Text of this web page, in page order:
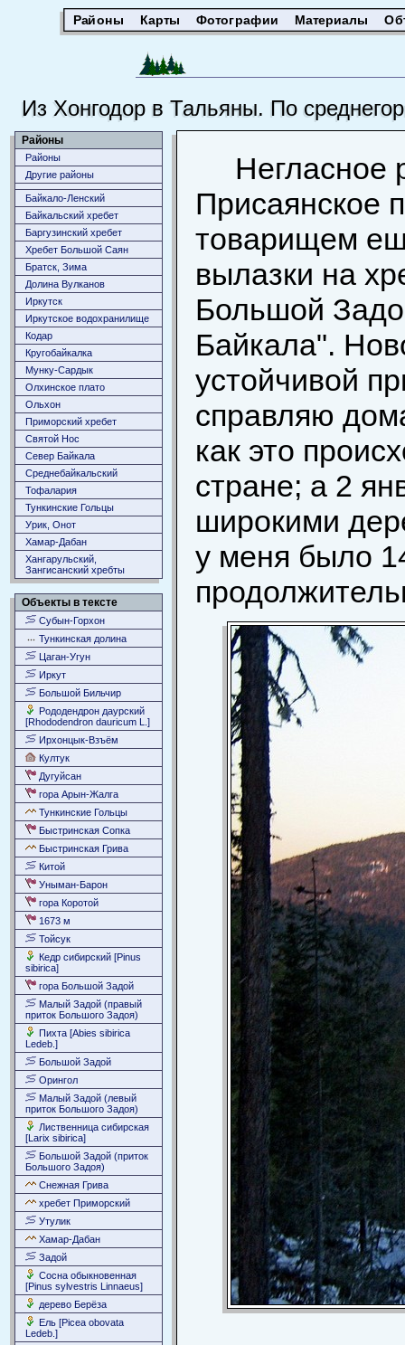
Районы Карты Фотографии Материалы
Из Хонгодор в Тальяны. По
Районы
Районы
Другие районы
Байкало-Ленский
Байкальский хребет
Баргузинский хребет
Хребет Большой Саян
Братск, Зима
Долина Вулканов
Иркутск
Иркутское водохранилище
Кодар
Кругобайкалка
Мунку-Сардык
Олхинское плато
Ольхон
Приморский хребет
Святой Нос
Север Байкала
Среднебайкальский
Тофалария
Тункинские Гольцы
Урик, Онот
Хамар-Дабан
Хангарульский,
Зангисанский хребты
Объекты в тексте
Субын-Горхон
Тункинская долина
Цаган-Угун
Иркут
Большой Бильчир
Рододендрон даурский
[Rhododendron dauricum L.]
Ирхонцык-Взъём
Култук
Дугуйсан
гора Арын-Жалга
Тункинские Гольцы
Быстринская Сопка
Быстринская Грива
Китой
Уныман-Барон
гора Коротой
1673 м
Тойсук
Кедр сибирский [Pinus
sibirica]
гора Большой Задой
Малый Задой (правый
приток Большого Задоя)
Пихта [Abies sibirica
Ledeb.]
Большой Задой
Орингол
Малый Задой (левый
приток Большого Задоя)
Лиственница сибирская
[Larix sibirica]
Большой Задой (приток
Большого Задоя)
Снежная Грива
хребет Приморский
Утулик
Хамар-Дабан
Задой
Сосна обыкновенная
[Pinus sylvestris Linnaeus]
дерево Берёза
Ель [Picea obovata
Ledeb.]
Негласное
Присаянское
товарищем
вылазки на
Большой
Байкала".
устойчивой
справляю
как это
стране; а 2
широкими
у меня было